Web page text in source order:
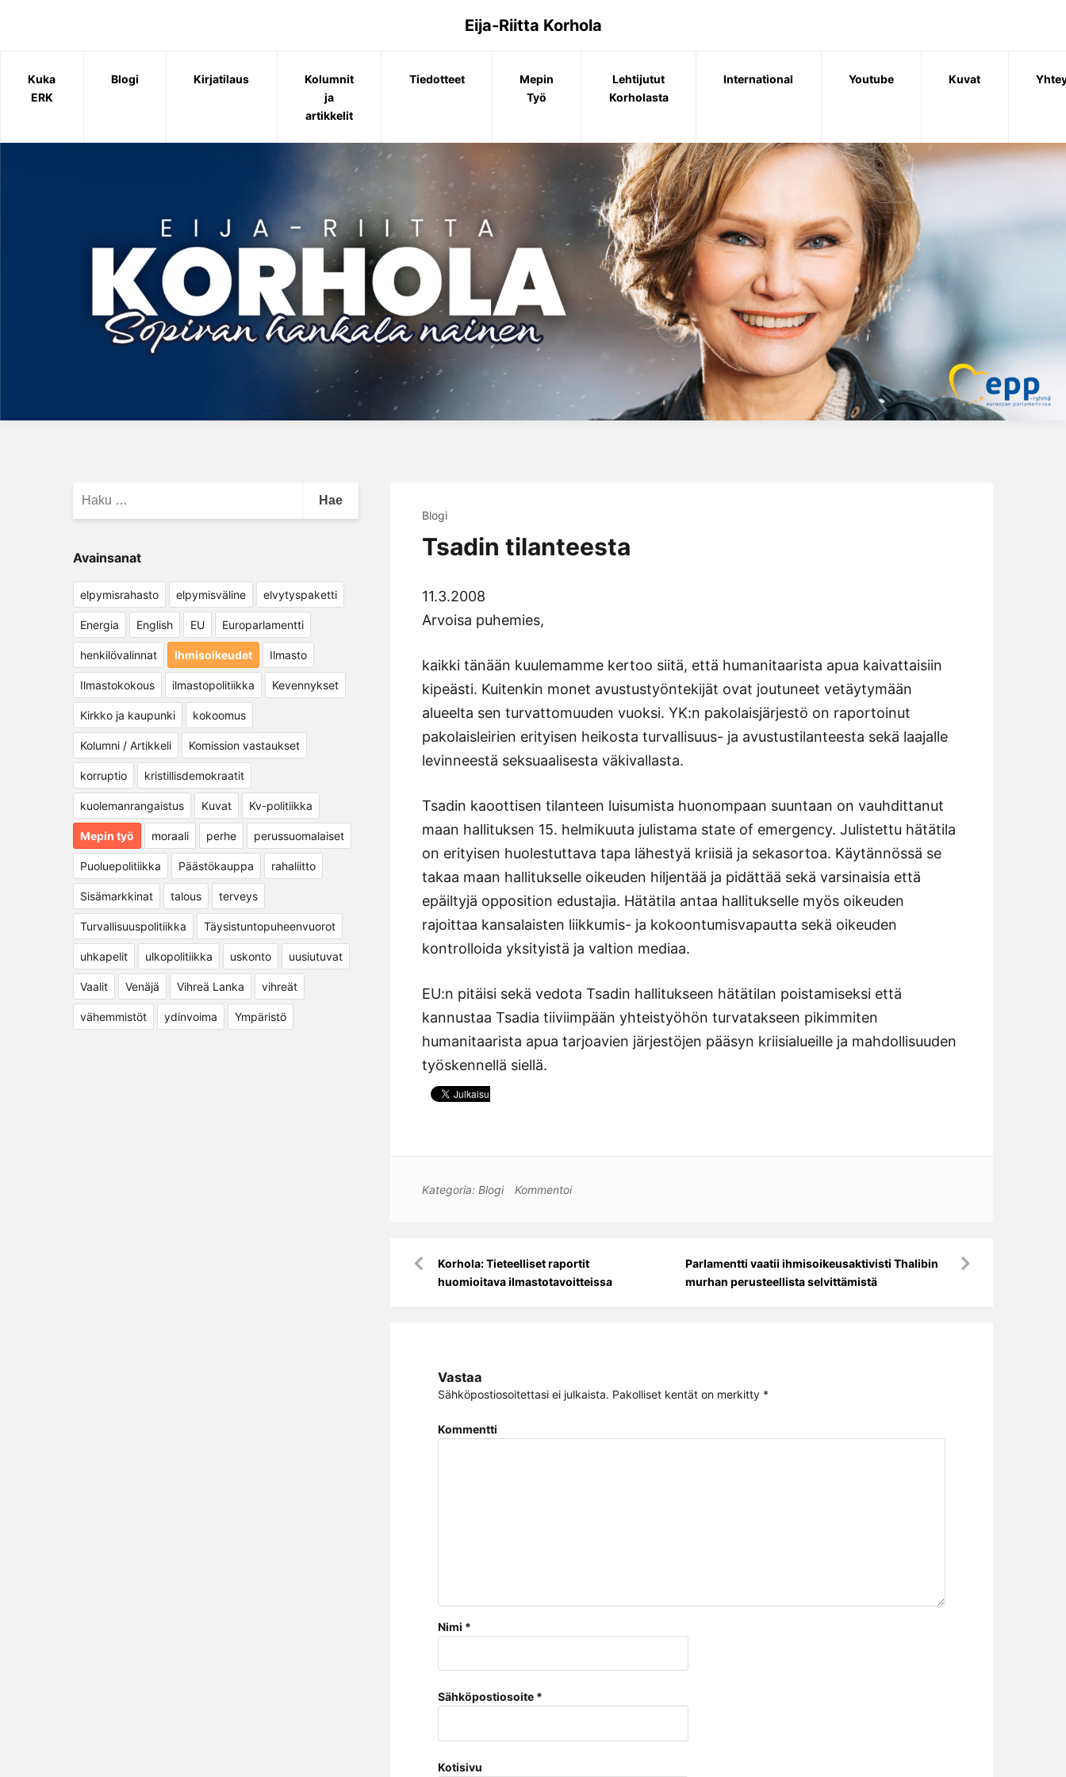
Eija-Riitta Korhola
Kuka
ERK
Blogi Kirjatilaus
Kolumnit
ja
artikkelit
Tiedotteet
Mepin
Työ
Lehtijutut
Korholasta
International Youtube Kuvat
Blogi
Tsadin tilanteesta
11.3.2008
Arvoisa puhemies,
kaikki tänään kuulemamme kertoo siitä, että humanitaarista apua kaivattaisiin
kipeästi. Kuitenkin monet avustustyöntekijät ovat joutuneet vetäytymään
alueelta sen turvattomuuden vuoksi. YK:n pakolaisjärjestö on raportoinut
pakolaisleirien erityisen heikosta turvallisuus- ja avustustilanteesta sekä laajalle
levinneestä seksuaalisesta väkivallasta.
Tsadin kaoottisen tilanteen luisumista huonompaan suuntaan on vauhdittanut
maan hallituksen 15. helmikuuta julistama state of emergency. Julistettu hätätila
on erityisen huolestuttava tapa lähestyä kriisiä ja sekasortoa. Käytännössä se
takaa maan hallitukselle oikeuden hiljentää ja pidättää sekä varsinaisia että
epäiltyjä opposition edustajia. Hätätila antaa hallitukselle myös oikeuden
rajoittaa kansalaisten liikkumis- ja kokoontumisvapautta sekä oikeuden
kontrolloida yksityistä ja valtion mediaa.
EU:n pitäisi sekä vedota Tsadin hallitukseen hätätilan poistamiseksi että
kannustaa Tsadia tiiviimpään yhteistyöhön turvatakseen pikimmiten
humanitaarista apua tarjoavien järjestöjen pääsyn kriisialueille ja mahdollisuuden
työskennellä siellä.
Kategoria: Blogi Kommentoi
selausKorhola: Tieteelliset raportit
huomioitava ilmastotavoitteissa
Parlamentti vaatii ihmisoikeusaktivisti Thalibin
murhan perusteellista selvittämistä
Vastaa
Sähköpostiosoitettasi ei julkaista. Pakolliset kentät on merkitty *
Kommentti
Nimi *
Sähköpostiosoite *
Kotisivu
Avainsanat
elpymisrahasto elpymisväline elvytyspaketti
Energia English EU Europarlamentti
henkilövalinnat Ihmisoikeudet Ilmasto
Ilmastokokous ilmastopolitiikka Kevennykset
Kirkko ja kaupunki kokoomus
Kolumni / Artikkeli Komission vastaukset
korruptio kristillisdemokraatit
kuolemanrangaistus Kuvat Kv-politiikka
Mepin työ moraali perhe perussuomalaiset
Puoluepolitiikka Päästökauppa rahaliitto
Sisämarkkinat talous terveys
Turvallisuuspolitiikka Täysistuntopuheenvuorot
uhkapelit ulkopolitiikka uskonto uusiutuvat
Vaalit Venäjä Vihreä Lanka vihreät
vähemmistöt ydinvoima Ympäristö